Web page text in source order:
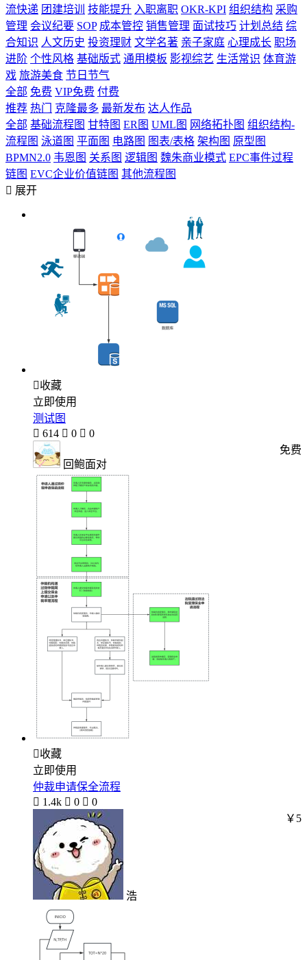
流快递 团建培训 技能提升 入职离职 OKR-KPI 组织结构 采购
管理 会议纪要 SOP 成本管控 销售管理 面试技巧 计划总结 综
合知识 人文历史 投资理财 文学名著 亲子家庭 心理成长 职场
进阶 个性风格 基础版式 通用模板 影视综艺 生活常识 体育游
戏 旅游美食 节日节气
全部 免费 VIP免费 付费
推荐 热门 克隆最多 最新发布 达人作品
全部 基础流程图 甘特图 ER图 UML图 网络拓扑图 组织结构-
流程图 泳道图 平面图 电路图 图表/表格 架构图 原型图
BPMN2.0 韦恩图 关系图 逻辑图 魏朱商业模式 EPC事件过程
链图 EVC企业价值链图 其他流程图
 展开
收藏
立即使用
测试图
 614  0  0
回鲍面对
免费
收藏
立即使用
仲裁申请保全流程
 1.4k  0  0
浩
￥5